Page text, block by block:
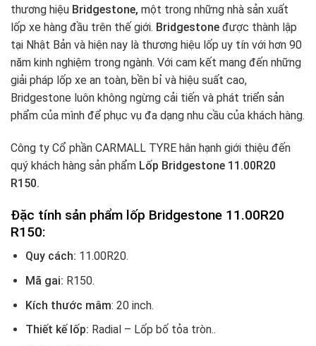
thương hiệu Bridgestone, một trong những nhà sản xuất
lốp xe hàng đầu trên thế giới. Bridgestone được thành lập
tại Nhật Bản và hiện nay là thương hiệu lốp uy tín với hơn 90
năm kinh nghiệm trong ngành. Với cam kết mang đến những
giải pháp lốp xe an toàn, bền bỉ và hiệu suất cao,
Bridgestone luôn không ngừng cải tiến và phát triển sản
phẩm của mình để phục vụ đa dạng nhu cầu của khách hàng.
Công ty Cổ phần CARMALL TYRE hân hạnh giới thiệu đến
quý khách hàng sản phẩm Lốp Bridgestone 11.00R20
R150.
Đặc tính sản phẩm lốp Bridgestone 11.00R20
R150:
Quy cách: 11.00R20.
Mã gai: R150.
Kích thước mâm: 20 inch.
Thiết kế lốp: Radial – Lốp bố tỏa tròn..